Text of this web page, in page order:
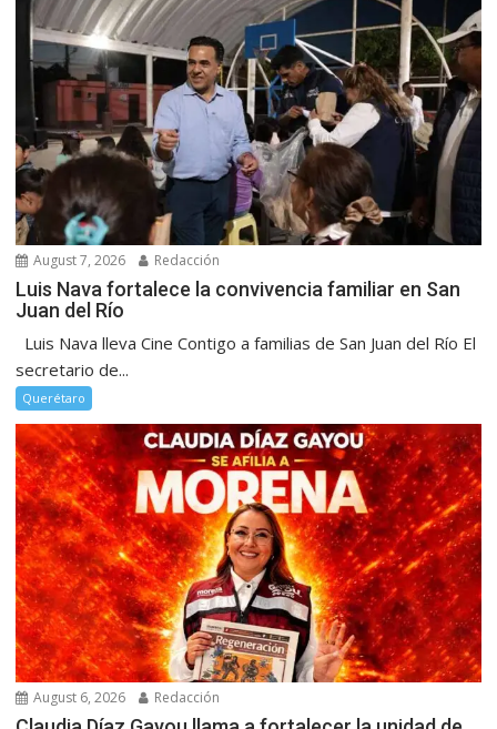
August 7, 2026 Redacción
Luis Nava fortalece la convivencia familiar en San
Juan del Río
Luis Nava lleva Cine Contigo a familias de San Juan del Río El
secretario de...
Querétaro
August 6, 2026 Redacción